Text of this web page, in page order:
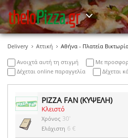
Delivery Αττική Αθήνα - Πλατεία
Ανοιχτά αυτή τη στιγμή
Με
Δέχεται online παραγγελία
Δέχεται
PIZZA FAN (ΚΥΨΕΛΗ)
Κλειστό
Χρόνος 30'
Ελάχιστη 6 €